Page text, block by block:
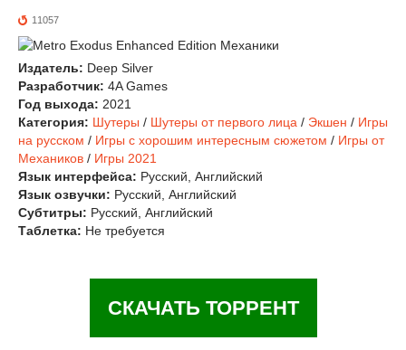
11057
Издатель: Deep Silver
Разработчик: 4A Games
Год выхода: 2021
Категория: Шутеры / Шутеры от первого лица / Экшен / Игры
на русском / Игры с хорошим интересным сюжетом / Игры от
Механиков / Игры 2021
Язык интерфейса: Русский, Английский
Язык озвучки: Русский, Английский
Субтитры: Русский, Английский
Таблетка: Не требуется
СКАЧАТЬ ТОРРЕНТ